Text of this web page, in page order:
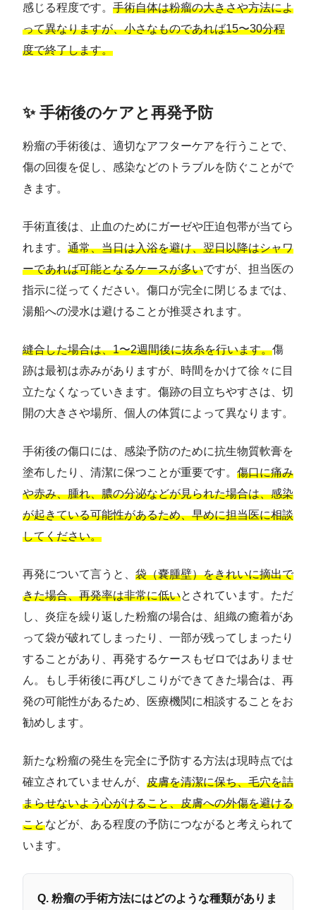
感じる程度です。 手術自体は粉瘤の大きさや方法によ
って異なりますが、小さなものであれば15〜30分程
度で終了します。
✨ 手術後のケアと再発予防
粉瘤の手術後は、適切なアフターケアを行うことで、
傷の回復を促し、感染などのトラブルを防ぐことがで
きます。
手術直後は、止血のためにガーゼや圧迫包帯が当てら
れます。 通常、当日は入浴を避け、翌日以降はシャワ
ーであれば可能となるケースが多いですが、担当医の
指示に従ってください。傷口が完全に閉じるまでは、
湯船への浸水は避けることが推奨されます。
縫合した場合は、1〜2週間後に抜糸を行います。傷
跡は最初は赤みがありますが、時間をかけて徐々に目
立たなくなっていきます。傷跡の目立ちやすさは、切
開の大きさや場所、個人の体質によって異なります。
手術後の傷口には、感染予防のために抗生物質軟膏を
塗布したり、清潔に保つことが重要です。 傷口に痛み
や赤み、腫れ、膿の分泌などが見られた場合は、感染
が起きている可能性があるため、早めに担当医に相談
してください。
再発について言うと、 袋（嚢腫壁）をきれいに摘出で
きた場合、再発率は非常に低いとされています。ただ
し、炎症を繰り返した粉瘤の場合は、組織の癒着があ
って袋が破れてしまったり、一部が残ってしまったり
することがあり、再発するケースもゼロではありませ
ん。もし手術後に再びしこりができてきた場合は、再
発の可能性があるため、医療機関に相談することをお
勧めします。
新たな粉瘤の発生を完全に予防する方法は現時点では
確立されていませんが、 皮膚を清潔に保ち、毛穴を詰
まらせないよう心がけること、皮膚への外傷を避ける
ことなどが、ある程度の予防につながると考えられて
います。
Q. 粉瘤の手術方法にはどのような種類がありま